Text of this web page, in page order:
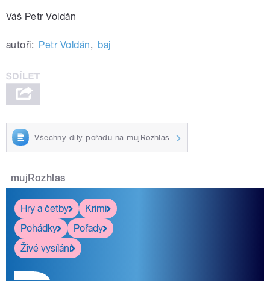
Váš Petr Voldán
autoři: Petr Voldán, baj
Všechny díly pořadu na mujRozhlas
mujRozhlas
Hry a četby
Krimi
Pohádky
Pořady
Živé vysílání